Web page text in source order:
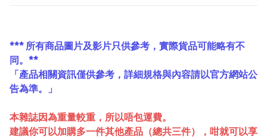
*** 所有商品圖片及影片只供參考，實際貨品可能略有不
同。**
「產品相關資訊僅供參考，詳細規格與內容請以官方網站公
告為準。」
本雜誌因為重量較重，所以唔包運費。
建議你可以加購多一件其他產品（總共三件），咁就可以享